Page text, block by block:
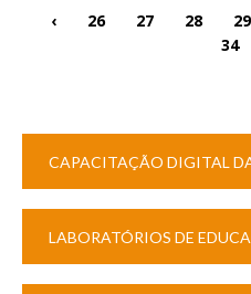
‹ 26 27 28 29
34
CAPACITAÇÃO DIGITAL
LABORATÓRIOS DE